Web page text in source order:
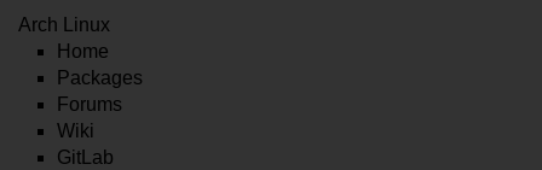
Arch Linux
Home
Packages
Forums
Wiki
GitLab